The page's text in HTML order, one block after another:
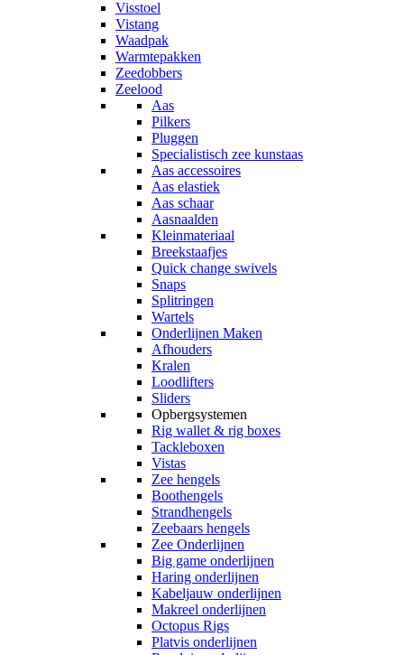
Visstoel
Vistang
Waadpak
Warmtepakken
Zeedobbers
Zeelood
Aas
Pilkers
Pluggen
Specialistisch zee kunstaas
Aas accessoires
Aas elastiek
Aas schaar
Aasnaalden
Kleinmateriaal
Breekstaafjes
Quick change swivels
Snaps
Splitringen
Wartels
Onderlijnen Maken
Afhouders
Kralen
Loodlifters
Sliders
Opbergsystemen
Rig wallet & rig boxes
Tackleboxen
Vistas
Zee hengels
Boothengels
Strandhengels
Zeebaars hengels
Zee Onderlijnen
Big game onderlijnen
Haring onderlijnen
Kabeljauw onderlijnen
Makreel onderlijnen
Octopus Rigs
Platvis onderlijnen